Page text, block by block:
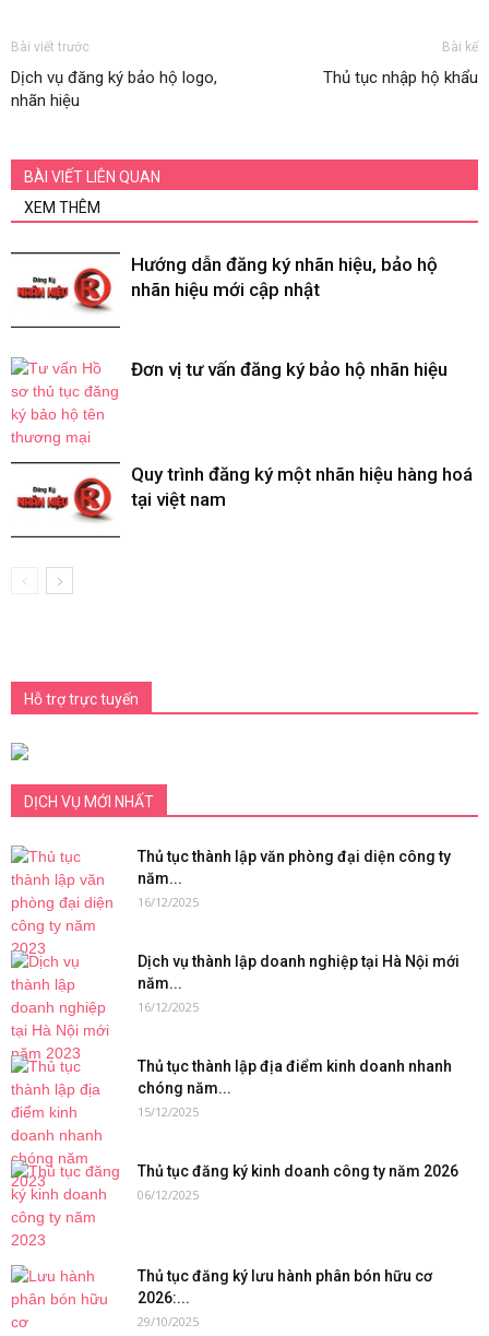
Bài viết trước
Dịch vụ đăng ký bảo hộ logo,
nhãn hiệu
Bài kế
Thủ tục nhập hộ khẩu
BÀI VIẾT LIÊN QUAN
XEM THÊM
Hướng dẫn đăng ký nhãn hiệu, bảo hộ
nhãn hiệu mới cập nhật
Đơn vị tư vấn đăng ký bảo hộ nhãn hiệu
Quy trình đăng ký một nhãn hiệu hàng hoá
tại việt nam
Hỗ trợ trực tuyến
DỊCH VỤ MỚI NHẤT
Thủ tục thành lập văn phòng đại diện công ty
năm...
16/12/2025
Dịch vụ thành lập doanh nghiệp tại Hà Nội mới
năm...
16/12/2025
Thủ tục thành lập địa điểm kinh doanh nhanh
chóng năm...
15/12/2025
Thủ tục đăng ký kinh doanh công ty năm 2026
06/12/2025
Thủ tục đăng ký lưu hành phân bón hữu cơ
2026:...
29/10/2025